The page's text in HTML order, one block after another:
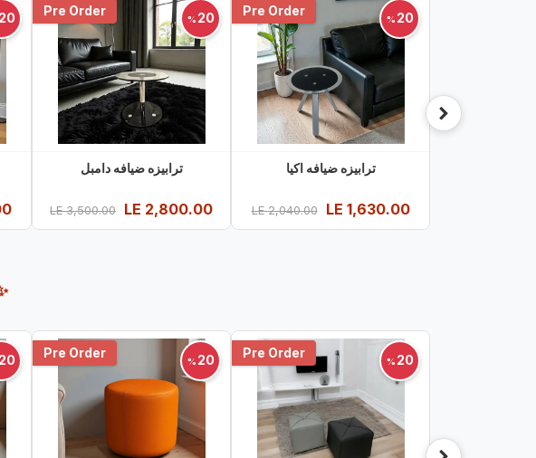
20
%
Pre Order
ترابيزه ضيافه اكيا
1,630.00
2,040.00
LE
20
%
Pre Order
ترابيزه ضيافه دامبل
2,800.00
3,500.00
LE
20
20
%
Pre Order
20
%
Pre Order
20